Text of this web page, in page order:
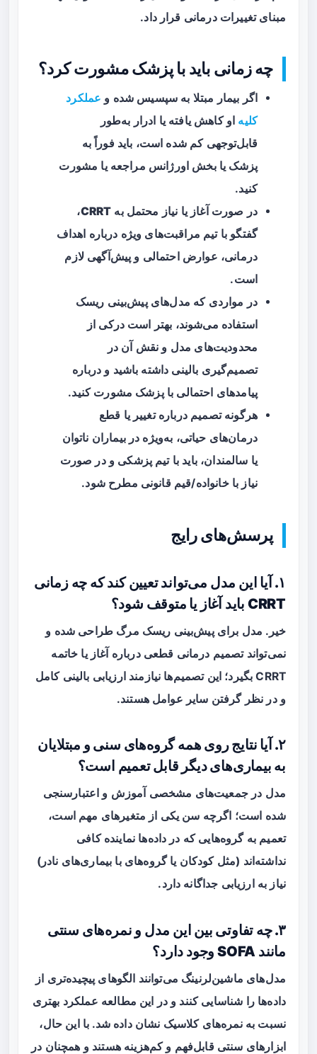
مبنای تغییرات درمانی قرار داد.
چه زمانی باید با پزشک مشورت کرد؟
اگر بیمار مبتلا به سپسیس شده و عملکرد
کلیه او کاهش یافته یا ادرار به‌طور
قابل‌توجهی کم شده است، باید فوراً به
پزشک یا بخش اورژانس مراجعه یا مشورت
کنید.
در صورت آغاز یا نیاز محتمل به CRRT،
گفتگو با تیم مراقبت‌های ویژه درباره اهداف
درمانی، عوارض احتمالی و پیش‌آگهی لازم
است.
در مواردی که مدل‌های پیش‌بینی ریسک
استفاده می‌شوند، بهتر است درکی از
محدودیت‌های مدل و نقش آن در
تصمیم‌گیری بالینی داشته باشید و درباره
پیامدهای احتمالی با پزشک مشورت کنید.
هرگونه تصمیم درباره تغییر یا قطع
درمان‌های حیاتی، به‌ویژه در بیماران ناتوان
یا سالمندان، باید با تیم پزشکی و در صورت
نیاز با خانواده/قیم قانونی مطرح شود.
پرسش‌های رایج
۱. آیا این مدل می‌تواند تعیین کند که چه زمانی
CRRT باید آغاز یا متوقف شود؟
خیر. مدل برای پیش‌بینی ریسک مرگ طراحی شده و
نمی‌تواند تصمیم درمانی قطعی درباره آغاز یا خاتمه
CRRT بگیرد؛ این تصمیم‌ها نیازمند ارزیابی بالینی کامل
و در نظر گرفتن سایر عوامل هستند.
۲. آیا نتایج روی همه گروه‌های سنی و مبتلایان
به بیماری‌های دیگر قابل تعمیم است؟
مدل در جمعیت‌های مشخصی آموزش و اعتبارسنجی
شده است؛ اگرچه سن یکی از متغیرهای مهم است،
تعمیم به گروه‌هایی که در داده‌ها نماینده کافی
نداشته‌اند (مثل کودکان یا گروه‌های با بیماری‌های نادر)
نیاز به ارزیابی جداگانه دارد.
۳. چه تفاوتی بین این مدل و نمره‌های سنتی
مانند SOFA وجود دارد؟
مدل‌های ماشین‌لرنینگ می‌توانند الگوهای پیچیده‌تری از
داده‌ها را شناسایی کنند و در این مطالعه عملکرد بهتری
نسبت به نمره‌های کلاسیک نشان داده شد. با این حال،
ابزارهای سنتی قابل‌فهم و کم‌هزینه هستند و همچنان در